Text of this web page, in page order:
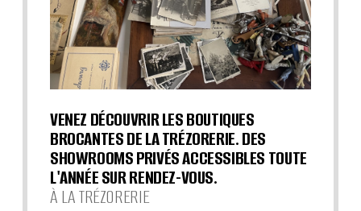
VENEZ DÉCOUVRIR LES BOUTIQUES
BROCANTES DE LA TRÉZORERIE. DES
SHOWROOMS PRIVÉS ACCESSIBLES TOUTE
L'ANNÉE SUR RENDEZ-VOUS.
À LA TRÉZORERIE